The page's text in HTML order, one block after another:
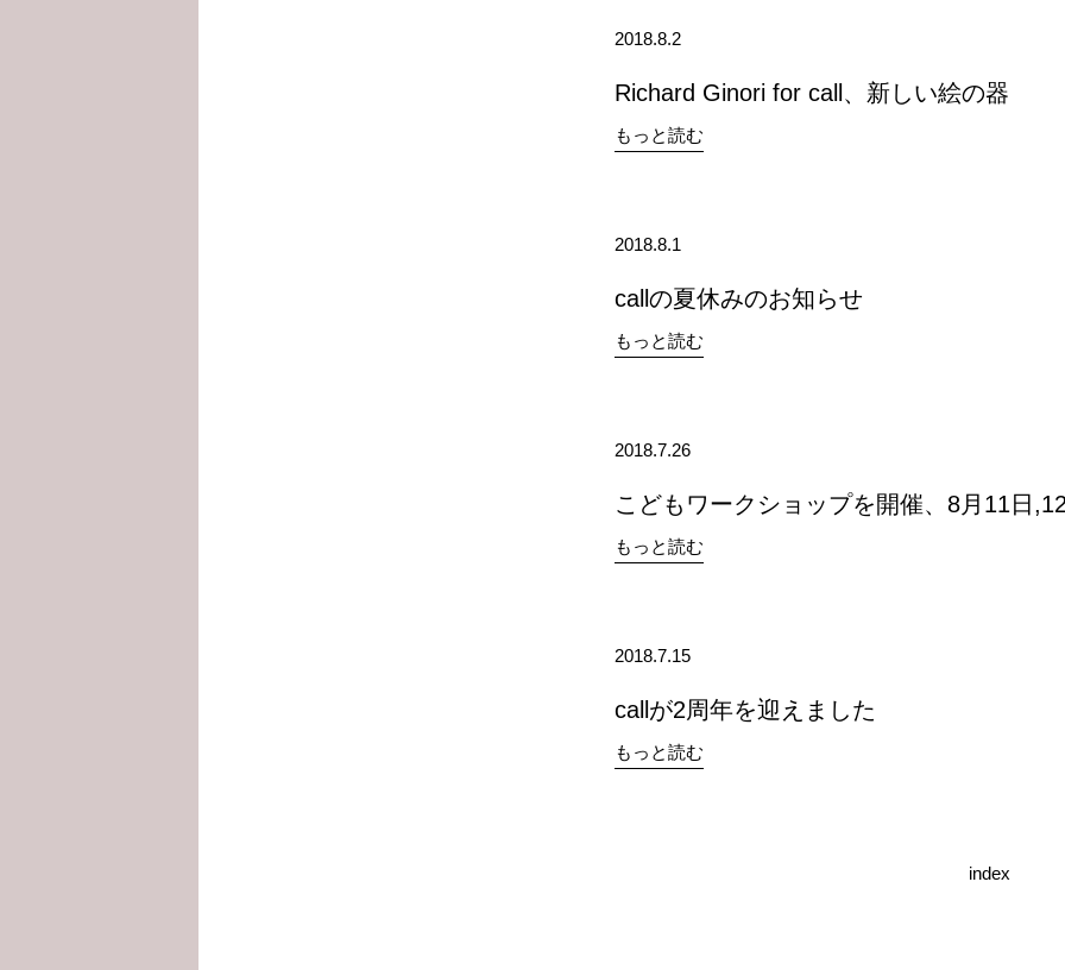
2018.8.2
Richard Ginori for call、新しい絵の器
もっと読む
2018.8.1
callの夏休みのお知らせ
もっと読む
2018.7.26
こどもワークショップを開催、8月11日
もっと読む
2018.7.15
callが2周年を迎えました
もっと読む
index